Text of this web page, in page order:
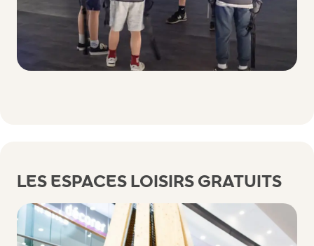
LES ESPACES LOISIRS GRATUITS